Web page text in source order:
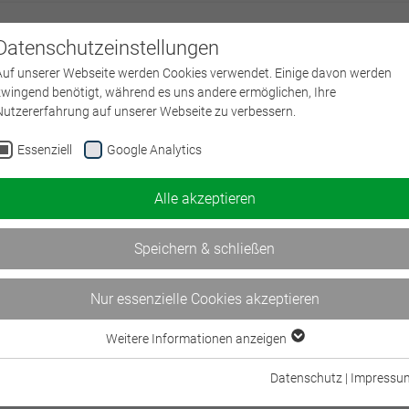
in der betrieblichen Beratungspraxis
5h 30min
der betrieblichen Altersvorsorge
Bildungszeit
unserer Webseite werden Cookies verwendet. Einige davon werden
benötigt, während es uns andere ermöglichen, Ihre
auf unserer Webseite zu verbessern.
Essenziell Google Analytics
Alle akzeptieren
Speichern & schließen
Nur essenzielle Cookies akzeptieren
Essenzielle Cookies werden für grundlegende Funktionen der Webseite
Weitere Informationen anzeigen
Datenschutz |